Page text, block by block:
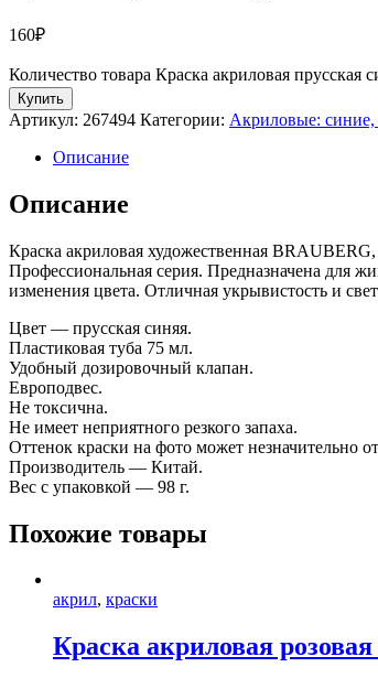
160₽
Количество товара Краска акриловая прусская
Купить
Артикул: 267494 Категории: Акриловые:
Описание
Описание
Краска акриловая художественная
Профессиональная серия. Предназначена для
изменения цвета. Отличная укрывистость и
Цвет — прусская синяя.
Пластиковая туба 75 мл.
Удобный дозировочный клапан.
Европодвес.
Не токсична.
Не имеет неприятного резкого запаха.
Оттенок краски на фото может незначительно
Производитель — Китай.
Вес с упаковкой — 98 г.
Похожие товары
акрил, краски
Краска акриловая